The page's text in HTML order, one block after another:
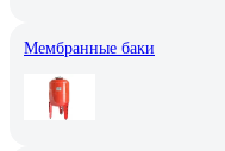
Мембранные баки